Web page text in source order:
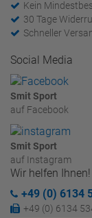
Kein
30 Tage
Schneller
Social Media
Smit Sport
auf Facebook
Smit Sport
auf Instagram
Wir helfen Ihnen!
+49 (0) 6134
+49 (0) 6134